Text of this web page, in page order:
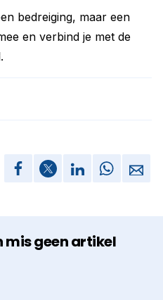
bedreiging, maar een
en verbind je met de
mis geen artikel